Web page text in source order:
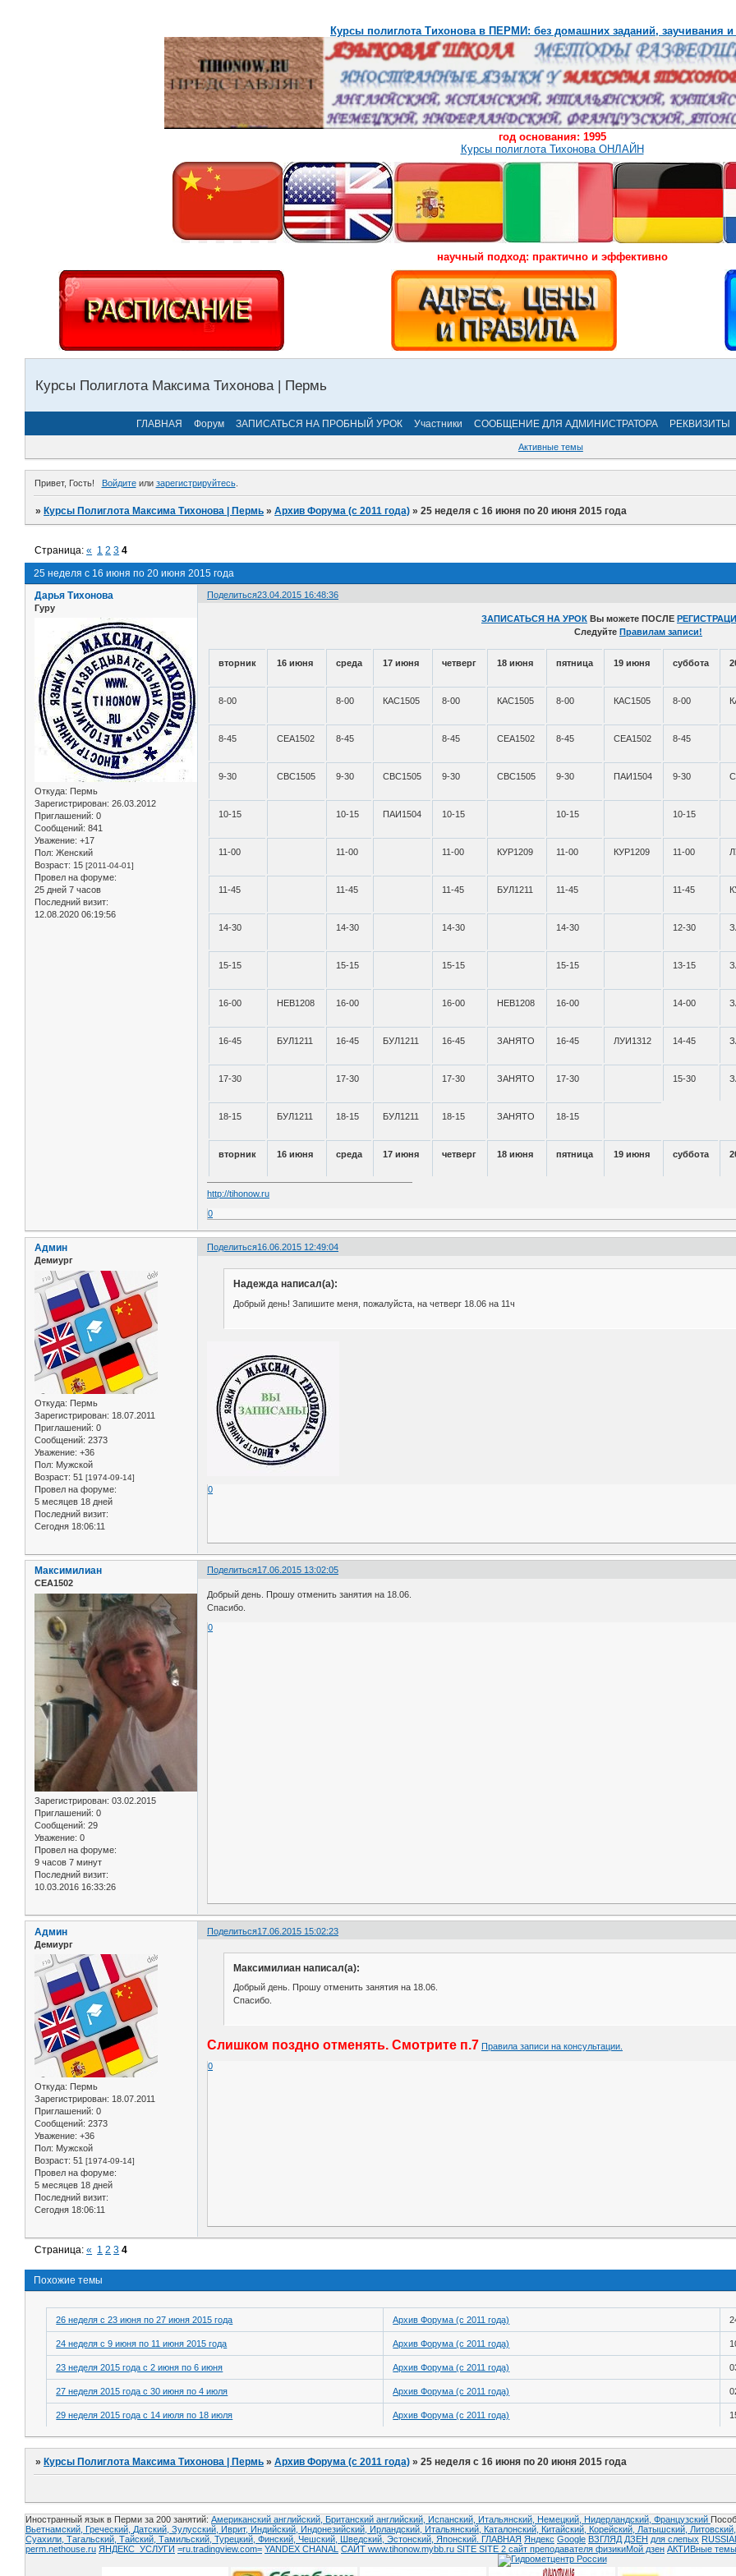
Курсы полиглота Тихонова в ПЕРМИ: без домашних заданий, заучивания и
год основания: 1995
Курсы полиглота Тихонова ОНЛАЙН
научный подход: практично и эффективно
Курсы Полиглота Максима Тихонова | Пермь
ГЛАВНАЯ Форум ЗАПИСАТЬСЯ НА ПРОБНЫЙ УРОК Участники СООБЩЕНИЕ ДЛЯ АДМИНИСТРАТОРА РЕКВИЗИТЫ
Активные темы
Привет, Гость! Войдитеили зарегистрируйтесь.
»Курсы Полиглота Максима Тихонова | Пермь »Архив Форума (с 2011 года) »25 неделя с 16 июня по 20 июня 2015 года
25 неделя с 16 июня по 20 июня 2015 года
Страница:« 1 2 3 4
Поделиться23.04.2015 16:48:36
Дарья Тихонова
Гуру
Откуда: Пермь
Зарегистрирован: 26.03.2012
Приглашений: 0
Сообщений: 841
Уважение: +17
Пол: Женский
Возраст: 15 [2011-04-01]
Провел на форуме:
25 дней 7 часов
Последний визит:
12.08.2020 06:19:56
ЗАПИСАТЬСЯ НА УРОК Вы можете ПОСЛЕ
Следуйте Правилам записи!
вторник 16 июня среда 17 июня четверг 18 июня пятница 19 июня суббота
8-00 8-00 КАС1505 8-00 КАС1505 8-00 КАС1505 8-00
8-45 СЕА1502 8-45 8-45 СЕА1502 8-45 СЕА1502 8-45
9-30 СВС1505 9-30 СВС1505 9-30 СВС1505 9-30 ПАИ1504 9-30
10-15 10-15 ПАИ1504 10-15 10-15 10-15
11-00 11-00 11-00 КУР1209 11-00 КУР1209 11-00
11-45 11-45 11-45 БУЛ1211 11-45 11-45
14-30 14-30 14-30 14-30 12-30
15-15 15-15 15-15 15-15 13-15
16-00 НЕВ1208 16-00 16-00 НЕВ1208 16-00 14-00
16-45 БУЛ1211 16-45 БУЛ1211 16-45 ЗАНЯТО 16-45 ЛУИ1312 14-45
17-30 17-30 17-30 ЗАНЯТО 17-30 15-30
18-15 БУЛ1211 18-15 БУЛ1211 18-15 ЗАНЯТО 18-15
вторник 16 июня среда 17 июня четверг 18 июня пятница 19 июня суббота
http://tihonow.ru
0
Поделиться16.06.2015 12:49:04
Админ
Демиург
Откуда: Пермь
Зарегистрирован: 18.07.2011
Приглашений: 0
Сообщений: 2373
Уважение: +36
Пол: Мужской
Возраст: 51 [1974-09-14]
Провел на форуме:
5 месяцев 18 дней
Последний визит:
Сегодня 18:06:11
Надежда написал(а):
Добрый день! Запишите меня, пожалуйста, на четверг 18.06 на 11ч
0
Поделиться17.06.2015 13:02:05
Максимилиан
СЕА1502
Зарегистрирован: 03.02.2015
Приглашений: 0
Сообщений: 29
Уважение: 0
Провел на форуме:
9 часов 7 минут
Последний визит:
10.03.2016 16:33:26
Добрый день. Прошу отменить занятия на 18.06.
Спасибо.
0
Поделиться17.06.2015 15:02:23
Админ
Демиург
Откуда: Пермь
Зарегистрирован: 18.07.2011
Приглашений: 0
Сообщений: 2373
Уважение: +36
Пол: Мужской
Возраст: 51 [1974-09-14]
Провел на форуме:
5 месяцев 18 дней
Последний визит:
Сегодня 18:06:11
Максимилиан написал(а):
Добрый день. Прошу отменить занятия на 18.06.
Спасибо.
Слишком поздно отменять. Смотрите п.7 Правила записи на консультации.
0
Страница:« 1 2 3 4
Похожие темы
26 неделя с 23 июня по 27 июня 2015 года Архив Форума (с 2011 года)
24 неделя с 9 июня по 11 июня 2015 года Архив Форума (с 2011 года)
23 неделя 2015 года с 2 июня по 6 июня Архив Форума (с 2011 года)
27 неделя 2015 года с 30 июня по 4 июля Архив Форума (с 2011 года)
29 неделя 2015 года с 14 июля по 18 июля Архив Форума (с 2011 года)
» Курсы Полиглота Максима Тихонова | Пермь »Архив Форума (с 2011 года) »25 неделя с 16 июня по 20 июня 2015 года
Иностранный язык в Перми за 200 занятий: Американский английский, Британский английский, Испанский, Итальянский, Немецкий, Нидерландский, Французский
Вьетнамский, Греческий, Датский, Зулусский, Иврит, Индийский, Индонезийский, Ирландский, Итальянский, Каталонский, Китайский, Корейский, Латышский,
Суахили, Тагальский, Тайский, Тамильский, Турецкий, Финский, Чешский, Шведский, Эстонский, Японский. ГЛАВНАЯ Яндекс Google ВЗГЛЯД ДЗЕН для слепых
perm.nethouse.ru ЯНДЕКС_УСЛУГИ =ru.tradingview.com= YANDEX CHANAL САЙТ www.tihonow.mybb.ru SITE SITE 2 сайт преподавателя физикиМой дзен АКТИВные темы